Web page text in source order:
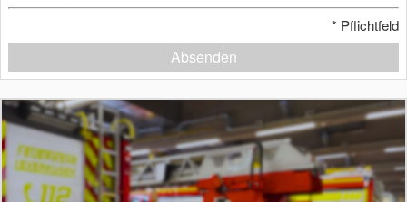
* Pflichtfeld
Absenden